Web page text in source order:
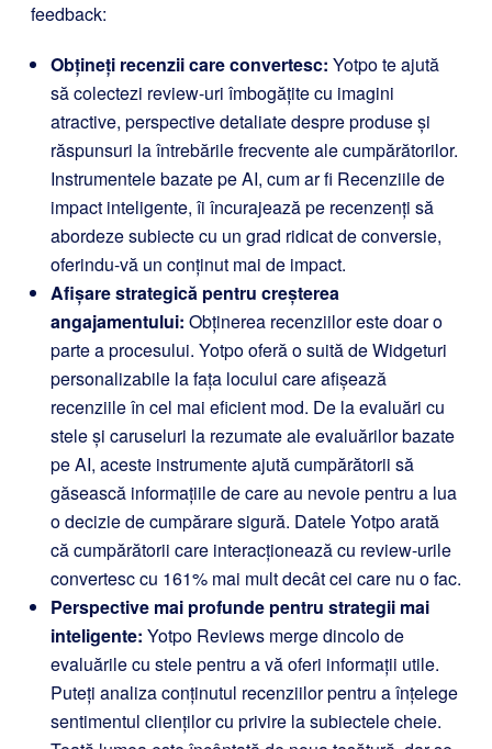
feedback:
Obțineți recenzii care convertesc: Yotpo te ajută
să colectezi review-uri îmbogățite cu imagini
atractive, perspective detaliate despre produse și
răspunsuri la întrebările frecvente ale cumpărătorilor.
Instrumentele bazate pe AI, cum ar fi Recenziile de
impact inteligente, îi încurajează pe recenzenți să
abordeze subiecte cu un grad ridicat de conversie,
oferindu-vă un conținut mai de impact.
Afișare strategică pentru creșterea
angajamentului: Obținerea recenziilor este doar o
parte a procesului. Yotpo oferă o suită de Widgeturi
personalizabile la fața locului care afișează
recenziile în cel mai eficient mod. De la evaluări cu
stele și caruseluri la rezumate ale evaluărilor bazate
pe AI, aceste instrumente ajută cumpărătorii să
găsească informațiile de care au nevoie pentru a lua
o decizie de cumpărare sigură. Datele Yotpo arată
că cumpărătorii care interacționează cu review-urile
convertesc cu 161% mai mult decât cei care nu o fac.
Perspective mai profunde pentru strategii mai
inteligente: Yotpo Reviews merge dincolo de
evaluările cu stele pentru a vă oferi informații utile.
Puteți analiza conținutul recenziilor pentru a înțelege
sentimentul clienților cu privire la subiectele cheie.